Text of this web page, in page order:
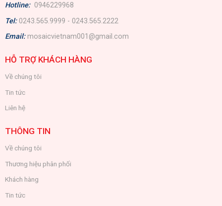
Hotline: 0946229968
Tel: 0243.565.9999 - 0243.565.2222
Email: mosaicvietnam001@gmail.com
HỖ TRỢ KHÁCH HÀNG
Về chúng tôi
Tin tức
Liên hệ
THÔNG TIN
Về chúng tôi
Thương hiệu phân phối
Khách hàng
Tin tức